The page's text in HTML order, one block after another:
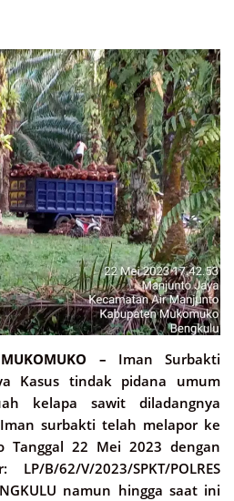
MUKOMUKO – Iman Surbakti
Kasus tindak pidana umum
kelapa sawit diladangnya
surbakti telah melapor ke
Tanggal 22 Mei 2023 dengan
B/62/V/2023/SPKT/POLRES
namun hingga saat ini